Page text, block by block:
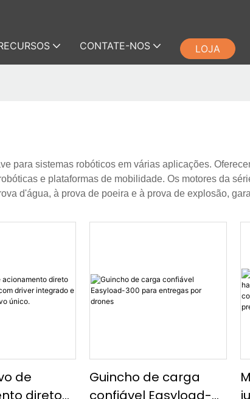
CONTATE-NOS LOJA
para sistemas robóticos em várias aplicações.
e plataformas de mobilidade. Os motores da
d'água, à prova de poeira e à prova de explosão,
de
direto
Guincho de carga
confiável Easyload-